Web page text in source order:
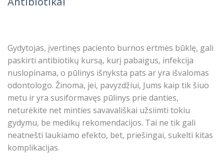
Gydytojas, įvertinęs paciento burnos ertmės būklę, gali
paskirti antibiotikų kursą, kurį pabaigus, infekcija
nuslopinama, o pūlinys išnyksta pats ar yra išvalomas
odontologo. Žinoma, jei, pavyzdžiui, Jums kaip tik šiuo
metu ir yra susiformavęs pūlinys prie danties,
neturėkite net minties savavališkai užsiimti tokiu
gydymu, be medikų rekomendacijos. Tai ne tik gali
neatnešti laukiamo efekto, bet, priešingai, sukelti kitas
komplikacijas.